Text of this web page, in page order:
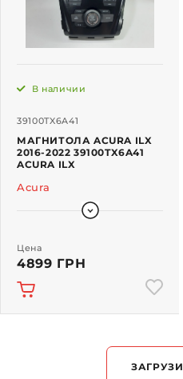
39100TX6A41
В наличии
МАГНИТОЛА ACURA ILX
2016-2022 39100TX6A41
ACURA ILX
Acura
Цена
4899 ГРН